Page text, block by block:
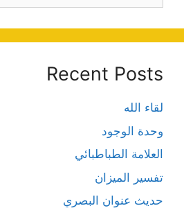
Recent Posts
لقاء الله
وحدة الوجود
العلامة الطباطبائي
تفسير الميزان
حديث عنوان البصري